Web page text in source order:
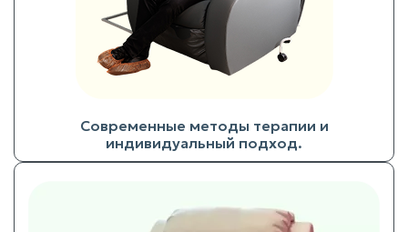
Современные методы терапии и
индивидуальный подход.